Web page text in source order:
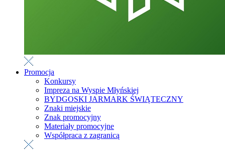
Promocja
Konkursy
Impreza na Wyspie Młyńskiej
BYDGOSKI JARMARK ŚWIĄTECZNY
Znaki miejskie
Znak promocyjny
Materiały promocyjne
Współpraca z zagranicą